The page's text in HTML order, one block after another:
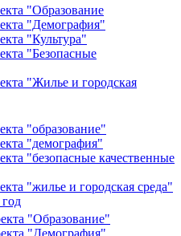
"Образование
"Демография"
"Культура"
"Безопасные
"Жилье и городская
"образование"
"демография"
"безопасные качественные
"жилье и городская среда"
"Образование"
"Демография"